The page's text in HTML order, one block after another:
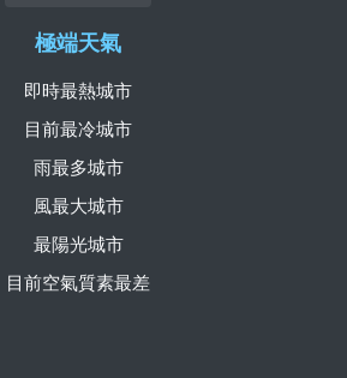
極端天氣
即時最熱城市
目前最冷城市
雨最多城市
風最大城市
最陽光城市
目前空氣質素最差